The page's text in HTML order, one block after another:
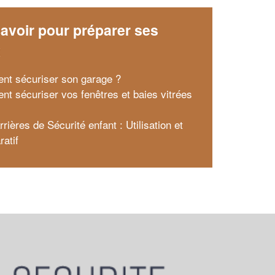
pour préparer ses
sécuriser son garage ?
sécuriser vos fenêtres et baies vitrées
de Sécurité enfant : Utilisation et